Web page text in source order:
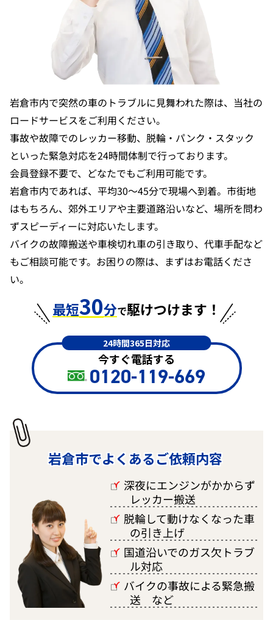
岩倉市内で突然の車のトラブルに見舞われた際は、当社の
ロードサービスをご利用ください。
事故や故障でのレッカー移動、脱輪・パンク・スタック
といった緊急対応を24時間体制で行っております。
会員登録不要で、どなたでもご利用可能です。
岩倉市内であれば、平均30〜45分で現場へ到着。市街地
はもちろん、郊外エリアや主要道路沿いなど、場所を問わ
ずスピーディーに対応いたします。
バイクの故障搬送や車検切れ車の引き取り、代車手配など
もご相談可能です。お困りの際は、まずはお電話くださ
い。
最短30分で駆けつけます！
24時間365日対応
今すぐ電話する
0120-119-669
岩倉市でよくあるご依頼内容
□
深夜にエンジンがかからず
レッカー搬送
□
脱輪して動けなくなった車
の引き上げ
□
国道沿いでのガス欠トラブ
ル対応
□
バイクの事故による緊急搬
送 など